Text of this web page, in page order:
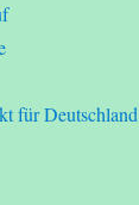
für Deutschland